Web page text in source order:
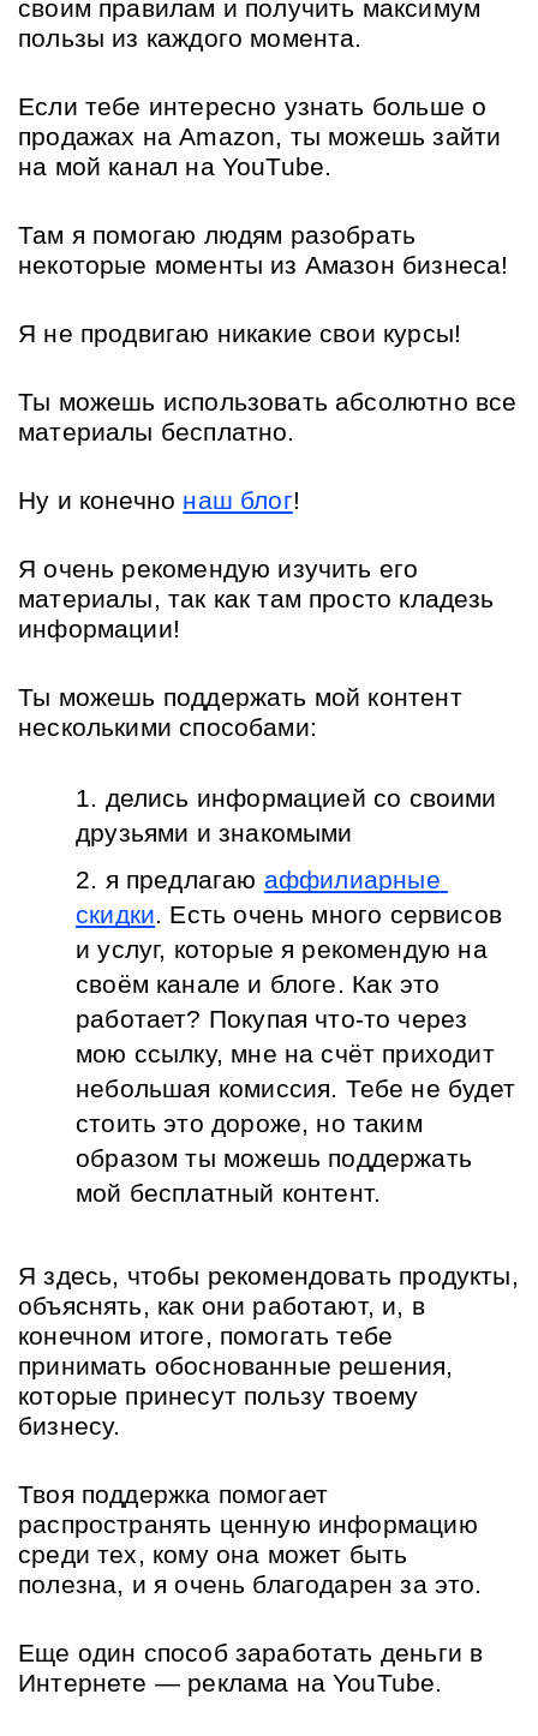
своим правилам и получить максимум
пользы из каждого момента.
Если тебе интересно узнать больше о
продажах на Amazon, ты можешь зайти
на мой канал на YouTube.
Там я помогаю людям разобрать
некоторые моменты из Амазон бизнеса!
Я не продвигаю никакие свои курсы!
Ты можешь использовать абсолютно все
материалы бесплатно.
Ну и конечно наш блог!
Я очень рекомендую изучить его
материалы, так как там просто кладезь
информации!
Ты можешь поддержать мой контент
несколькими способами:
делись информацией со своими
друзьями и знакомыми
я предлагаю аффилиарные
скидки. Есть очень много сервисов
и услуг, которые я рекомендую на
своём канале и блоге. Как это
работает? Покупая что-то через
мою ссылку, мне на счёт приходит
небольшая комиссия. Тебе не будет
стоить это дороже, но таким
образом ты можешь поддержать
мой бесплатный контент.
Я здесь, чтобы рекомендовать продукты,
объяснять, как они работают, и, в
конечном итоге, помогать тебе
принимать обоснованные решения,
которые принесут пользу твоему
бизнесу.
Твоя поддержка помогает
распространять ценную информацию
среди тех, кому она может быть
полезна, и я очень благодарен за это.
Еще один способ заработать деньги в
Интернете — реклама на YouTube.